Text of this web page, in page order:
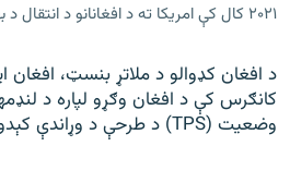
۲۰۲۱ کال کې امریکا ته د افغانانو د انتقال د بهیر یو انځور، ارشیف
د افغان کډوالو د ملاتړ بنسټ، افغان
کانګرس کې د افغان وګړو لپاره د
وضعیت (TPS) د طرحې د وړاندې کېدو هرکلی کړی دی.